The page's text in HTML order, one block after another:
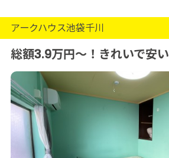
アークハウス池袋千川
総額3.9万円～！きれいで安い